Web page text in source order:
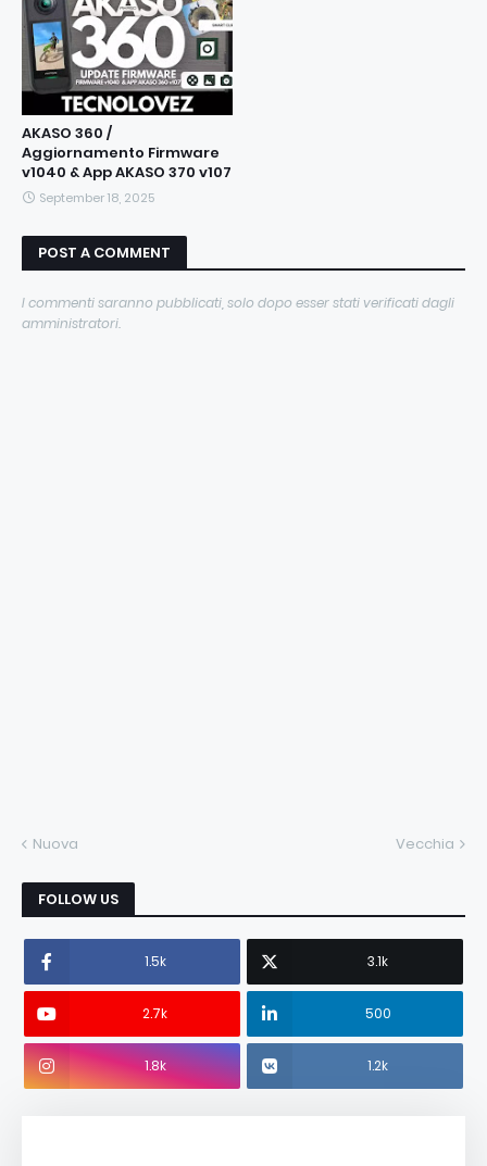
AKASO 360 /
Aggiornamento Firmware
v1040 & App AKASO 370 v107
September 18, 2025
POST A COMMENT
I commenti saranno pubblicati, solo dopo esser stati verificati dagli
amministratori.
Nuova Vecchia
FOLLOW US
1.5k 3.1k
2.7k 500
1.8k 1.2k